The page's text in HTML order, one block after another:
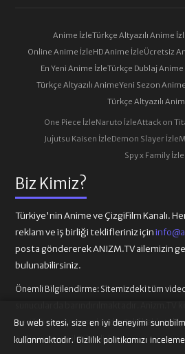
Biz Kimiz?
Türkiye'nin Anime ve ÇizgiFilm Kanalı.
reklam ve iş birliği teklifleriniz için
posta göndererek ANIZM.TV ailemizin
bulunabilirsiniz.
Önemli Bilgilendirme: Sitemizdeki tüm
içeriği barındırmamaktadır. Telif hakkı
sağlayıcılarına iletilmelidir.
Anime İzleTürkçe Altyazılı Anime
Online Anime İzleHD Anime İzleÜcretsiz
En Yeni Anime İzleTürkçe Dublaj Anime
Türkçe Altyazılı AnimeYeni Sezon
Türkçe Altyazılı
One Piece İzleNaruto İzleAttack on
Jujutsu Kaisen İzleDemon Slayer İzle
Spy x Family İzle
Bu web sitesi, size en iyi deneyimi
kullanmaktadır. Gizlilik politikamızı